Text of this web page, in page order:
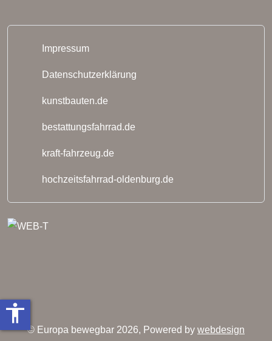
Impressum
Datenschutzerklärung
kunstbauten.de
bestattungsfahrrad.de
kraft-fahrzeug.de
hochzeitsfahrrad-oldenburg.de
© Europa bewegbar 2026, Powered by webdesign
accessibility